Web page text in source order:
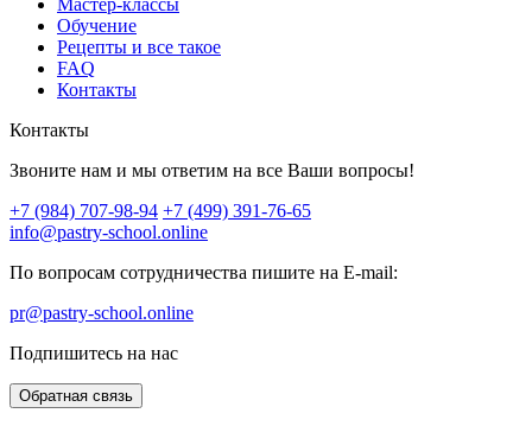
Мастер-классы
Обучение
Рецепты и все такое
FAQ
Контакты
Контакты
Звоните нам и мы ответим на все Ваши вопросы!
+7 (984) 707-98-94 +7 (499) 391-76-65
info@pastry-school.online
По вопросам сотрудничества пишите на E-mail:
pr@pastry-school.online
Подпишитесь на нас
Обратная связь